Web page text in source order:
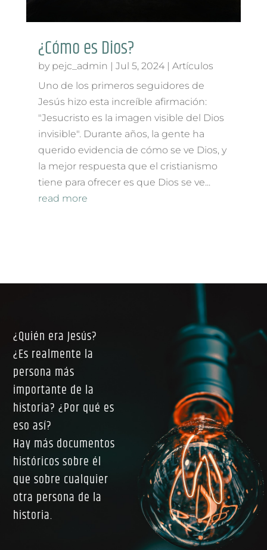
¿Cómo es Dios?
by pejc_admin | Jul 5, 2024| Artículos
Uno de los primeros seguidores de
Jesús hizo esta increíble afirmación:
"Jesucristo es la imagen visible del Dios
invisible". Durante años, la gente ha
querido evidencia de cómo se ve Dios, y
la mejor respuesta que el cristianismo
tiene para ofrecer es que Dios se ve...
read more
¿Quién era Jesús?
¿Es realmente la
persona más
importante de la
historia? ¿Por qué es
eso así?
Hay más documentos
históricos sobre él
que sobre cualquier
otra persona de la
historia.